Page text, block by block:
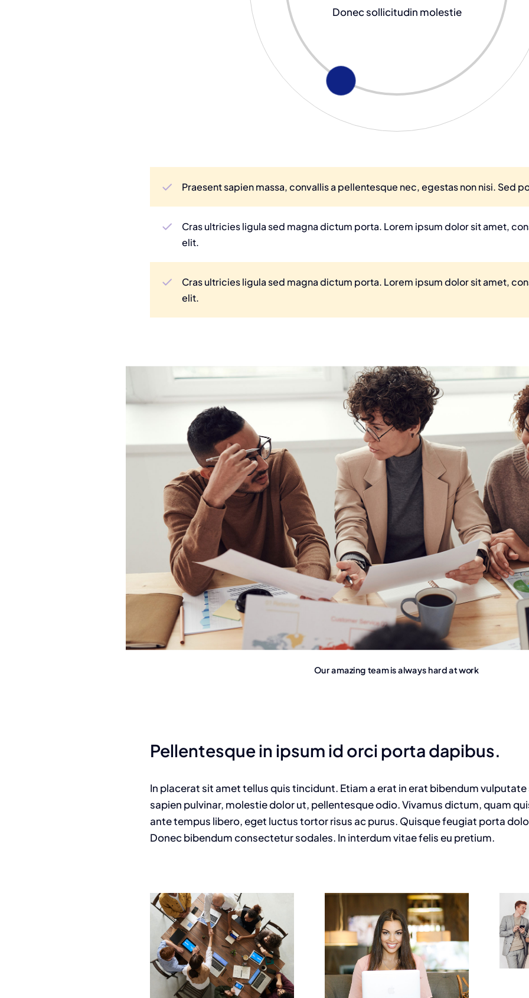
Donec sollicitudin molestie
Praesent sapien massa, convallis a pellentesque nec, egestas non nisi. Sed
Cras ultricies ligula sed magna dictum porta. Lorem ipsum dolor sit amet,
elit.
Cras ultricies ligula sed magna dictum porta. Lorem ipsum dolor sit amet,
elit.
Our amazing team is always hard at work
Pellentesque in ipsum id orci porta dapibus.
In placerat sit amet tellus quis tincidunt. Etiam a erat in erat bibendum vulputate
sapien pulvinar, molestie dolor ut, pellentesque odio. Vivamus dictum, quam
ante tempus libero, eget luctus tortor risus ac purus. Quisque feugiat porta
Donec bibendum consectetur sodales. In interdum vitae felis eu pretium.